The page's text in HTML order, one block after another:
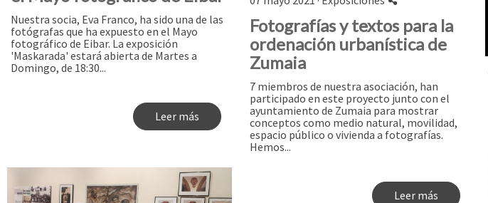
Nuestra socia, Eva Franco, ha sido una de las
fotógrafas que ha expuesto en el Mayo
fotográfico de Eibar. La exposición
'Maskarada' estará abierta de Martes a
Domingo, de 18:30...
Leer más
Fotografías y textos para la
ordenación urbanística de
Zumaia
7 miembros de nuestra asociación, han
participado en este proyecto junto con el
ayuntamiento de Zumaia para mostrar
conceptos como medio natural, movilidad,
espacio público o vivienda a fotografías.
Hemos...
Leer más